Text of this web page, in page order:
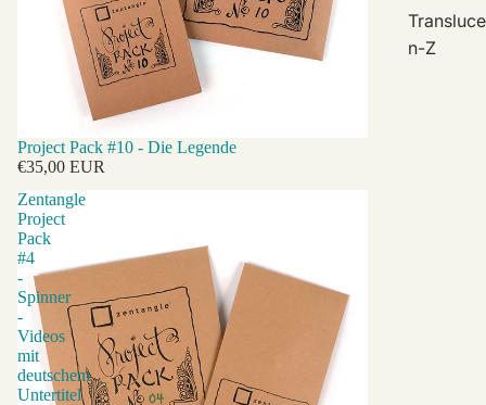
Transluce
n-Z
Project Pack #10 - Die Legende
€35,00 EUR
Zentangle
Project
Pack
#4
-
Spinner
-
Videos
mit
deutschem
Untertitel